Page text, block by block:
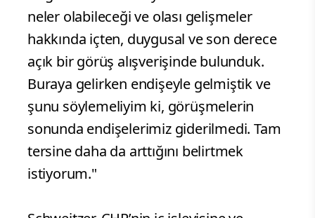
neler olabileceği ve olası gelişmeler
hakkında içten, duygusal ve son derece
açık bir görüş alışverişinde bulunduk.
Buraya gelirken endişeyle gelmiştik ve
şunu söylemeliyim ki, görüşmelerin
sonunda endişelerimiz giderilmedi. Tam
tersine daha da arttığını belirtmek
istiyorum."